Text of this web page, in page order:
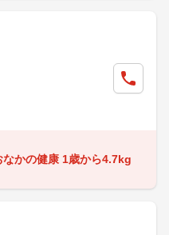
かの健康 1歳から4.7kg